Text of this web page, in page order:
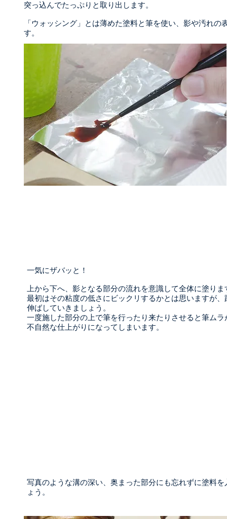
突っ込んでたっぷりと取り出します。
「ウォッシング」とは薄めた塗料と筆を使い、影や汚れ
す。
一気にザバッと！
上から下へ、影となる部分の流れを意識して全体に塗りま
最初はその粘度の低さにビックリするかとは思いますが、
伸ばしていきましょう。
一度施した部分の上で筆を行ったり来たりさせると筆ムラ
不自然な仕上がりになってしまいます。
写真のような溝の深い、奥まった部分にも忘れずに塗料を
ょう。